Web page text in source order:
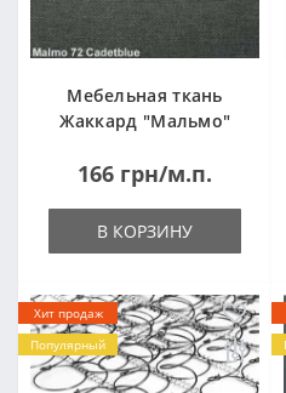
Мебельная ткань
Жаккард "Мальмо"
166 грн/м.п.
В КОРЗИНУ
Хит продаж
Популярный